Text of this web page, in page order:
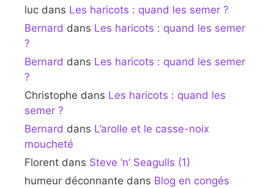
luc dans Les haricots : quand les semer ?
Bernard dans Les haricots : quand les semer
?
Bernard dans Les haricots : quand les semer
?
Christophe dans Les haricots : quand les
semer ?
Bernard dans L’arolle et le casse-noix
moucheté
Florent dans Steve ‘n’ Seagulls (1)
humeur déconnante dans Blog en congés